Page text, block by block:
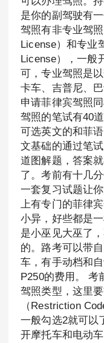
是你的副驾驶有
驾照有非专业驾
License）和专业
License），一般
可，专业驾照是
卡车、吉普尼、
申请菲律宾驾照
驾照的笔试有40
可选英文的和菲
文基础的通过笔
道图解题，答案
了。考前有十几
一套复习试题让
上有专门的菲律
小异，好些都是
是小巫见大巫了
的。路考可以带
车，有手动档和
P250的费用。 考
驾照类型，这里
（Restriction
一般勾选2就可以
开摩托车和电动